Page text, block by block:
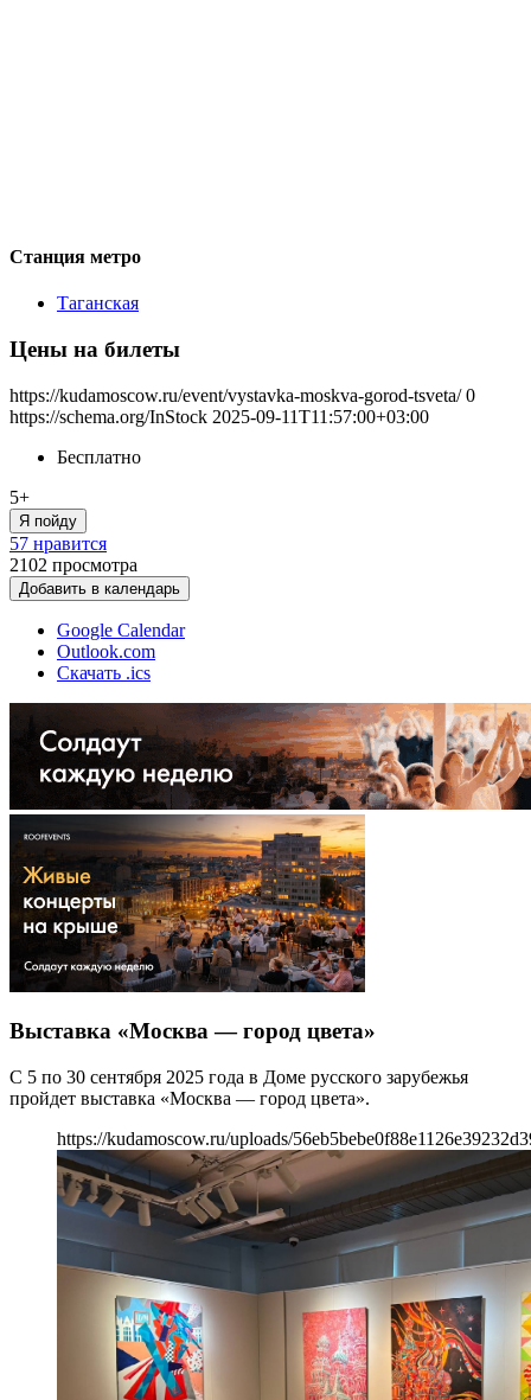
Станция метро
Таганская
Цены на билеты
https://kudamoscow.ru/event/vystavka-moskva-gorod-tsveta/ 0
https://schema.org/InStock 2025-09-11T11:57:00+03:00
Бесплатно
5+
Я пойду
57 нравится
2102 просмотра
Добавить в календарь
Google Calendar
Outlook.com
Скачать .ics
Выставка «Москва — город цвета»
С 5 по 30 сентября 2025 года в Доме русского зарубежья
пройдет выставка «Москва — город цвета».
https://kudamoscow.ru/uploads/